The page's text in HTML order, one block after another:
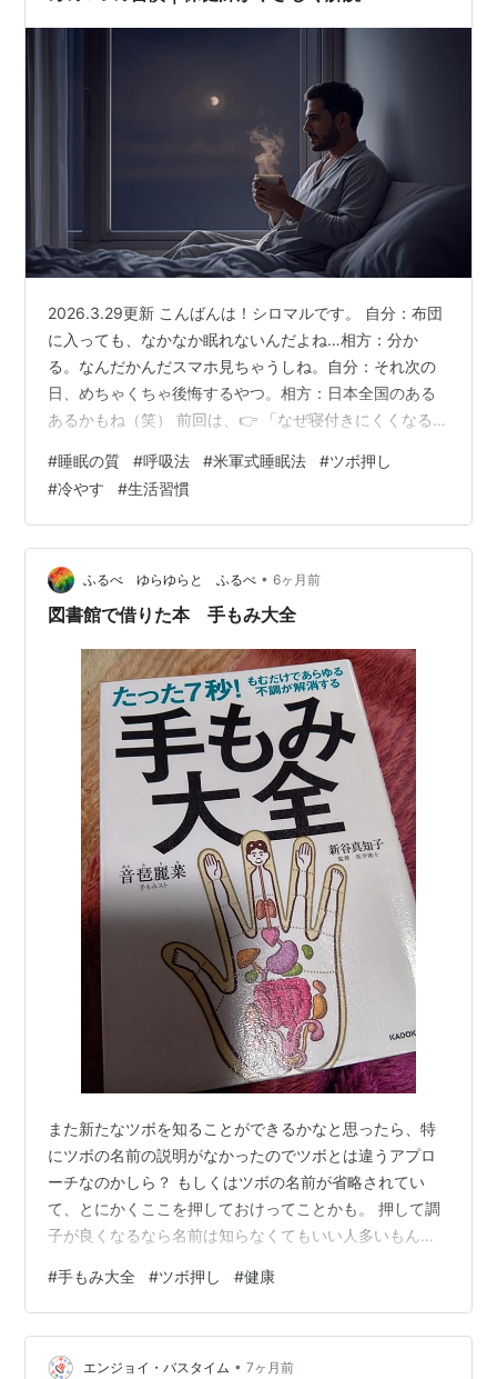
2026.3.29更新 こんばんは！シロマルです。 自分：布団
に入っても、なかなか眠れないんだよね…相方：分か
る。なんだかんだスマホ見ちゃうしね。自分：それ次の
日、めちゃくちゃ後悔するやつ。相方：日本全国のある
あるかもね（笑） 前回は、👉 「なぜ寝付きにくくなるの
質①】なぜ40代・50代から寝付けなくなるのか？保健
師がやさしく解説 - シロマルのちょっと得する暮らし日
記 実は——睡眠は、ちょっとした習慣で変えられます。
特別な道具も、お金も必要ありません。今夜からできる
方法ばかりです。 今回は、保健師の視点から👉 ぐっすり
眠るための5つの習…
#睡眠の質 #呼吸法 #米軍式睡眠法 #ツボ押し
#冷やす #生活習慣
ふるべ ゆらゆらと ふるべ • 6ヶ月前
図書館で借りた本 手もみ大全
また新たなツボを知ることができるかなと思ったら、特
にツボの名前の説明がなかったのでツボとは違うアプロ
ーチなのかしら？ もしくはツボの名前が省略されてい
て、とにかくここを押しておけってことかも。 押して調
子が良くなるなら名前は知らなくてもいい人多いもん
か表を作ったりしているので、そこに足そうかと思った
けど、本の通り揉めばいいみたい。 今回知ったツボ(と呼
んでいいのかな？)はお灸をするよりも書いてある通り押
せばいいと思う。 ついつい揉めと言われると、ギュッギ
#手もみ大全 #ツボ押し #健康
エンジョイ・バスタイム • 7ヶ月前